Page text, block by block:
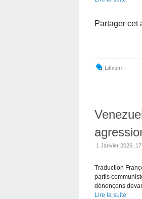
Partager cet
Lithium
1 Janvier 2026,
Traduction
partis
dénonçons
Lire la suite